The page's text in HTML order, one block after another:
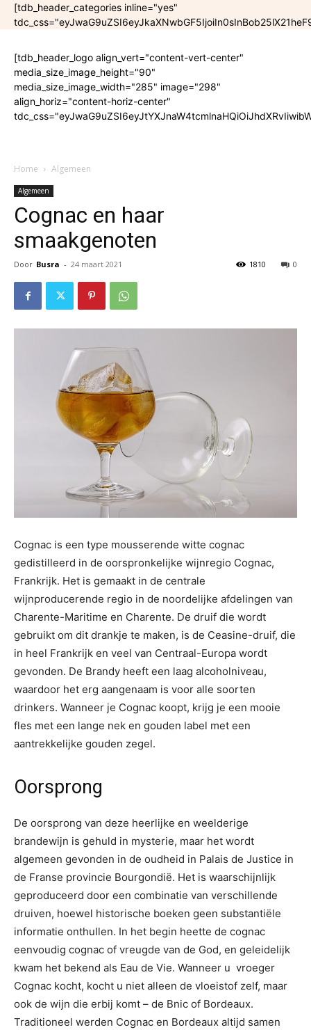
[tdb_header_categories inline="yes"
[tdb_header_logo align_vert="content-vert-center"
media_size_image_height="90"
media_size_image_width="285" image="298"
align_horiz="content-horiz-center"
Home Algemeen
Algemeen
Cognac en haar
smaakgenoten
Door Busra - 24 maart 2021 0
1810
Cognac is een type mousserende witte cognac
gedistilleerd in de oorspronkelijke wijnregio Cognac,
Frankrijk. Het is gemaakt in de centrale
wijnproducerende regio in de noordelijke afdelingen van
Charente-Maritime en Charente. De druif die wordt
gebruikt om dit drankje te maken, is de Ceasine-druif, die
in heel Frankrijk en veel van Centraal-Europa wordt
gevonden. De Brandy heeft een laag alcoholniveau,
waardoor het erg aangenaam is voor alle soorten
drinkers. Wanneer je Cognac koopt, krijg je een mooie
fles met een lange nek en gouden label met een
aantrekkelijke gouden zegel.
Oorsprong
De oorsprong van deze heerlijke en weelderige
brandewijn is gehuld in mysterie, maar het wordt
algemeen gevonden in de oudheid in Palais de Justice in
de Franse provincie Bourgondië. Het is waarschijnlijk
geproduceerd door een combinatie van verschillende
druiven, hoewel historische boeken geen substantiële
informatie onthullen. In het begin heette de cognac
eenvoudig cognac of vreugde van de God, en geleidelijk
kwam het bekend als Eau de Vie. Wanneer u vroeger
Cognac kocht, kocht u niet alleen de vloeistof zelf, maar
ook de wijn die erbij komt – de Bnic of Bordeaux.
Traditioneel werden Cognac en Bordeaux altijd samen